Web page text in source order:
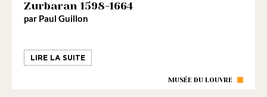
Zurbaran 1598-1664
par Paul Guillon
LIRE LA SUITE
MUSÉE DU LOUVRE